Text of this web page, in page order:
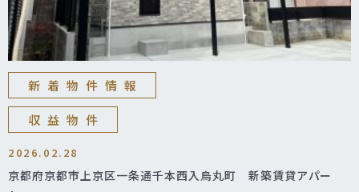
新着物件情報
収益物件
2026.02.28
京都府京都市上京区一条通千本西入烏丸町 新築賃貸アパー